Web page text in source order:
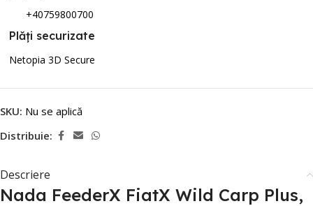
+40759800700
Plăți securizate
Netopia 3D Secure
SKU: Nu se aplică
Distribuie:
Descriere
Nada FeederX FiatX Wild Carp Plus,